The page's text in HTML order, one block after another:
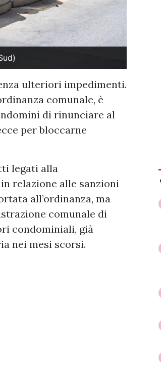
ulteriori impedimenti.
comunale, è
di rinunciare al
per bloccarne
legati alla
relazione alle sanzioni
all’ordinanza, ma
comunale di
condominiali, già
nei mesi scorsi.